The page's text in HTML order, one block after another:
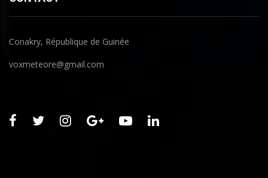
Conakry, République de Guinée
voxmeteore@gmail.com